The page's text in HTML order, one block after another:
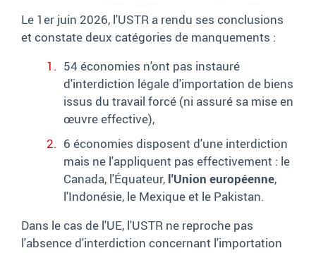
Le 1er juin 2026, l'USTR a rendu ses conclusions
et constate deux catégories de manquements :
54 économies n'ont pas instauré
d'interdiction légale d'importation de biens
issus du travail forcé (ni assuré sa mise en
œuvre effective),
6 économies disposent d'une interdiction
mais ne l'appliquent pas effectivement : le
Canada, l'Équateur,l'Union européenne,
l'Indonésie, le Mexique et le Pakistan.
Dans le cas de l'UE, l'USTR ne reproche pas
l'absence d'interdiction concernant l'importation